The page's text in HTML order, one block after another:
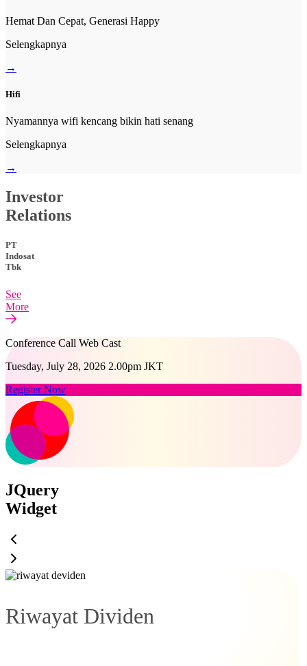
Hemat Dan Cepat, Generasi Happy
Selengkapnya
→
Hifi
Nyamannya wifi kencang bikin hati senang
Selengkapnya
→
Investor
Relations
PT
Indosat
Tbk
See
More
Conference Call Web Cast
Tuesday, July 28, 2026 2.00pm JKT
Register Now
JQuery
Widget
Riwayat Dividen